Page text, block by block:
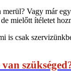
Vagy már
mielőtt ítéletet
is csak